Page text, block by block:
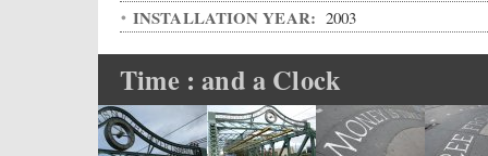
INSTALLATION YEAR: 2003
Time : and a Clock